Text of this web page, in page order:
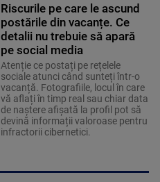
Riscurile pe care le ascund
postările din vacanțe. Ce
detalii nu trebuie să apară
pe social media
Atenție ce postați pe rețelele
sociale atunci când sunteți într-o
vacanță. Fotografiile, locul în care
vă aflați în timp real sau chiar data
de naștere afișată la profil pot să
devină informații valoroase pentru
infractorii cibernetici.